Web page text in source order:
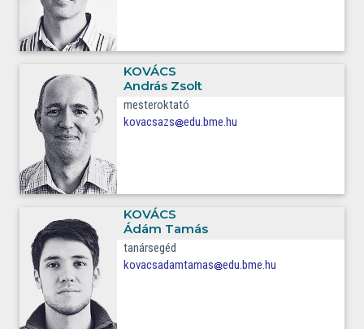
KOVÁCS
András Zsolt
mesteroktató
kovacsazs
edu.bme.hu
KOVÁCS
Ádám Tamás
tanársegéd
kovacsadamtamas
edu.bme.hu